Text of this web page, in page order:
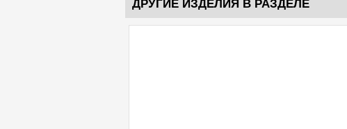
ДРУГИЕ ИЗДЕЛИЯ В РАЗДЕЛЕ